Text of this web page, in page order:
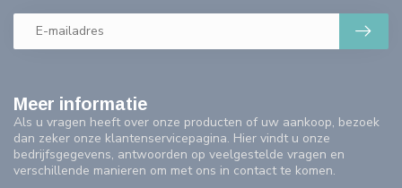
Meer informatie
Als u vragen heeft over onze producten of uw aankoop, bezoek
dan zeker onze klantenservicepagina. Hier vindt u onze
bedrijfsgegevens, antwoorden op veelgestelde vragen en
verschillende manieren om met ons in contact te komen.